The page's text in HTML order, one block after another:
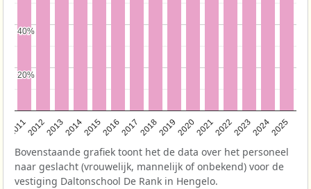
201120122013201420152016201720182019202020212022202320242025
20%
20%
40%
40%
Bovenstaande grafiek toont het de data over het personeel
naar geslacht (vrouwelijk, mannelijk of onbekend) voor de
vestiging Daltonschool De Rank in Hengelo.